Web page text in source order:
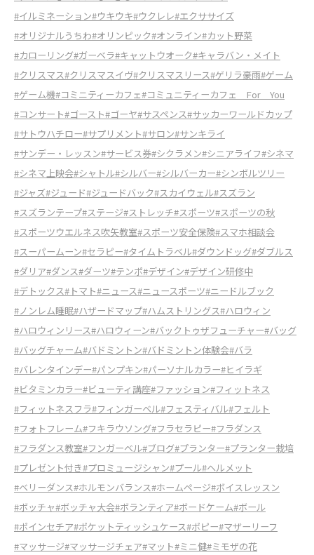
#イルミネーション#ウキウキ#ウクレレ#エクササイズ
#オリジナルうちわ#オリンピック#オンライン#カット野菜
#カローリング#ガーベラ#キャットウオーク#キャラバン・メイト
#クリスマス#クリスマスイヴ#クリスマスリース#ゲリラ豪雨#ゲーム
#ゲーム機#コミニティーカフェ#コミュニティーカフェ For You
#コンサート#ゴースト#ゴーヤ#サスペンス#サッカーワールドカップ
#サトウハチロー#サプリメント#サロン#サンキライ
#サンデー・レッスン#サービス券#シクラメン#シニアライフ#シネマ
#シネマ上映会#シャトル#シルバー#シルバーカー#シンボルツリー
#ジャズ#ジュード#ジュードバック#スカイウェル#スズラン
#スズランテープ#ステージ#ストレッチ#スポーツ#スポーツの秋
#スポーツウエルネス吹矢教室#スポーツ安全保険#スマホ相談会
#スーパームーン#セラピー#タイムトラベル#ダウンドッグ#ダブルス
#ダリア#ダンス#ダーツ#テンポ#デザイン#デザイン研修中
#デトックス#トマト#ニュース#ニュースポーツ#ニードルブック
#ノンレム睡眠#ハザードマップ#ハムストリングス#ハロウィン
#ハロウィンリース#ハロウィーン#バックトゥザフューチャー#バッグ
#バッグチャーム#バドミントン#バドミントン体験会#バラ
#バレンタインデー#パンプキン#パーソナルカラー#ヒイラギ
#ビタミンカラー#ビューティ講座#ファッション#フィットネス
#フィットネスフラ#フィンガーベル#フェスティバル#フェルト
#フォトフレーム#フキラウソング#フラセラピー#フラダンス
#フラダンス教室#フンガーベル#ブログ#プランター#プランター栽培
#プレゼント付き#プロミュージシャン#プール#ヘルメット
#ベリーダンス#ホルモンバランス#ホームページ#ボイスレッスン
#ボッチャ#ボッチャ大会#ボランティア#ボードケーム#ボール
#ポインセチア#ポケットティッシュケース#ポピー#マザーリーフ
#マッサージ#マッサージチェア#マット#ミニ健#ミモザの花